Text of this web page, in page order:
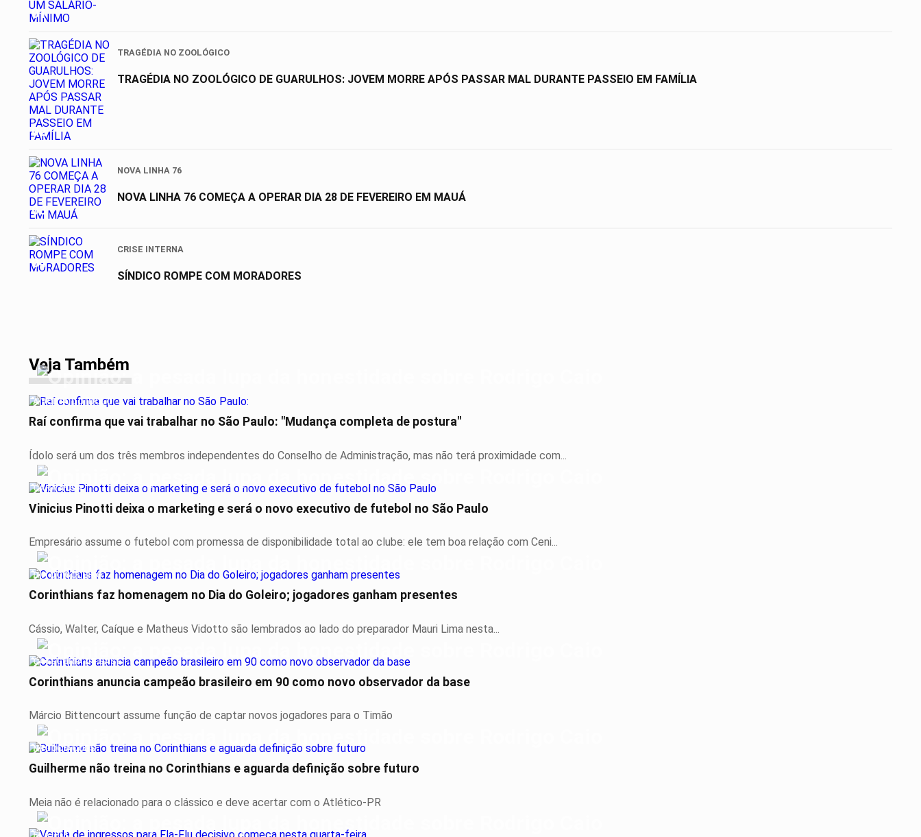
01
02
TRAGÉDIA NO ZOOLÓGICO
TRAGÉDIA NO ZOOLÓGICO DE GUARULHOS: JOVEM MORRE APÓS PASSAR MAL DURANTE PASSEIO EM FAMÍLIA
03
NOVA LINHA 76
NOVA LINHA 76 COMEÇA A OPERAR DIA 28 DE FEVEREIRO EM MAUÁ
04
CRISE INTERNA
SÍNDICO ROMPE COM MORADORES
Veja Também
A VOLTA DO ÍDOLO
Raí confirma que vai trabalhar no São Paulo: "Mudança completa de postura"
Ídolo será um dos três membros independentes do Conselho de Administração, mas não terá proximidade com...
CARA NOVA
Vinicius Pinotti deixa o marketing e será o novo executivo de futebol no São Paulo
Empresário assume o futebol com promessa de disponibilidade total ao clube: ele tem boa relação com Ceni...
DIA DO GOLEIRO
Corinthians faz homenagem no Dia do Goleiro; jogadores ganham presentes
Cássio, Walter, Caíque e Matheus Vidotto são lembrados ao lado do preparador Mauri Lima nesta...
CATEGORIA DE BASE
Corinthians anuncia campeão brasileiro em 90 como novo observador da base
Márcio Bittencourt assume função de captar novos jogadores para o Timão
NEGOCIAÇÕES
Guilherme não treina no Corinthians e aguarda definição sobre futuro
Meia não é relacionado para o clássico e deve acertar com o Atlético-PR
FLA-FLU